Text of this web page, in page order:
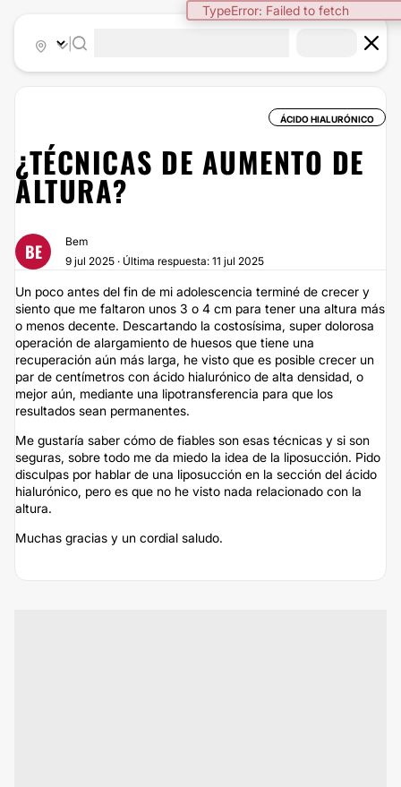
TypeError: Failed to fetch
ÁCIDO HIALURÓNICO
¿TÉCNICAS DE AUMENTO DE
ALTURA?
BE
Bem
9 jul 2025 · Última respuesta: 11 jul 2025
Un poco antes del fin de mi adolescencia terminé de crecer y
siento que me faltaron unos 3 o 4 cm para tener una altura más
o menos decente. Descartando la costosísima, super dolorosa
operación de alargamiento de huesos que tiene una
recuperación aún más larga, he visto que es posible crecer un
par de centímetros con ácido hialurónico de alta densidad, o
mejor aún, mediante una lipotransferencia para que los
resultados sean permanentes.
Me gustaría saber cómo de fiables son esas técnicas y si son
seguras, sobre todo me da miedo la idea de la liposucción. Pido
disculpas por hablar de una liposucción en la sección del ácido
hialurónico, pero es que no he visto nada relacionado con la
altura.
Muchas gracias y un cordial saludo.